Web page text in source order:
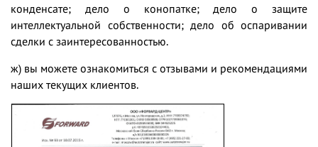
конденсате; дело о конопатке;дело о защите
интеллектуальной собственности; дело об оспаривании
сделки с заинтересованностью.
ж) вы можете ознакомиться с отзывами и рекомендациями
наших текущих клиентов.